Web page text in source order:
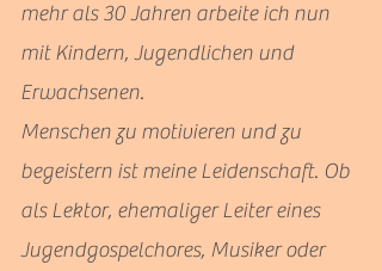
mehr als 30 Jahren arbeite ich nun
mit Kindern, Jugendlichen und
Erwachsenen.
Menschen zu motivieren und zu
begeistern ist meine Leidenschaft. Ob
als Lektor, ehemaliger Leiter eines
Jugendgospelchores, Musiker oder